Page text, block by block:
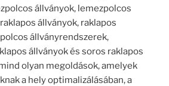
állványok, lemezpolcos
állványok, raklapos
állványrendszerek,
állványok és soros raklapos
olyan megoldások, amelyek
a hely optimalizálásában, a